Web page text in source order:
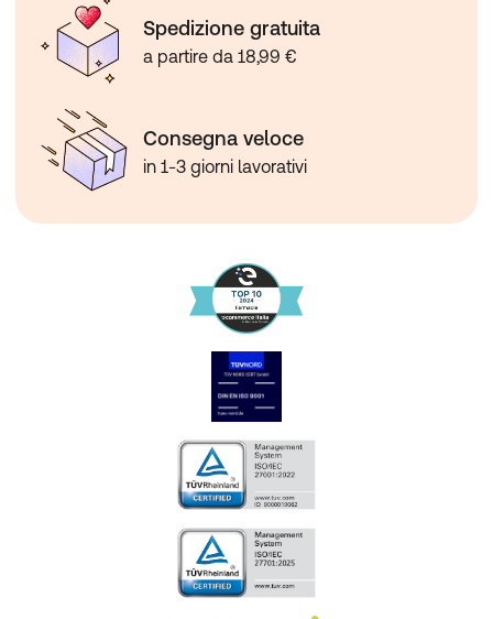
Spedizione gratuita
a partire da 18,99 €
Consegna veloce
in 1-3 giorni lavorativi